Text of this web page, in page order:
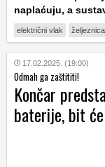
naplaćuju, a
električni vlak željeznica
17.02.2025. (19:00)
Odmah ga zaštititi!
Končar
baterije, bit